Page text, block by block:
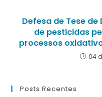
Defesa de Tese
de pesticidas
processos
04
Posts Recentes